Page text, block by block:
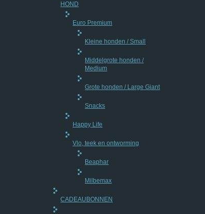
HOND
Euro Premium
Kleine honden / Small
Middelgrote honden /
Medium
Grote honden / Large Giant
Snacks
Happy Life
Vlo, teek en ontworming
Beaphar
Milbemax
CADEAUBONNEN